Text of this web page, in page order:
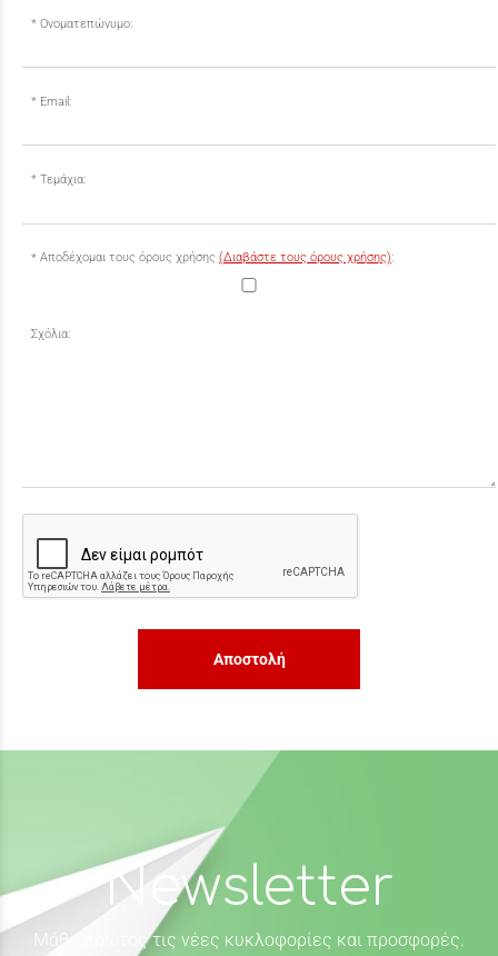
Ονοματεπώνυμο:
Email:
Τεμάχια:
Αποδέχομαι τους όρους χρήσης (Διαβάστε τους όρους χρήσης):
Σχόλια:
Αποστολή
Newsletter
Μάθε πρώτος τις νέες κυκλοφορίες και προσφορές.